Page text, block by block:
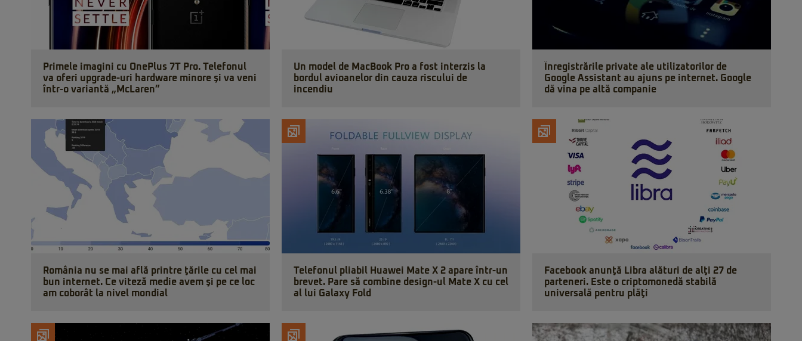
Primele imagini cu OnePlus 7T Pro. Telefonul
va oferi upgrade-uri hardware minore şi va veni
într-o variantă „McLaren”
Un model de MacBook Pro a fost interzis la
bordul avioanelor din cauza riscului de
incendiu
Înregistrările private ale utilizatorilor de
Google Assistant au ajuns pe internet. Google
dă vina pe altă companie
România nu se mai află printre ţările cu cel mai
bun internet. Ce viteză medie avem şi pe ce loc
am coborât la nivel mondial
Telefonul pliabil Huawei Mate X 2 apare într-un
brevet. Pare să combine design-ul Mate X cu cel
al lui Galaxy Fold
Facebook anunţă Libra alături de alţi 27 de
parteneri. Este o criptomonedă stabilă
universală pentru plăţi